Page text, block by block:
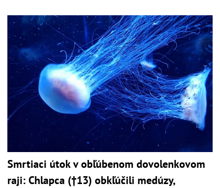
Smrtiaci útok v obľúbenom dovolenkovom
raji: Chlapca (†13) obkľúčili medúzy,